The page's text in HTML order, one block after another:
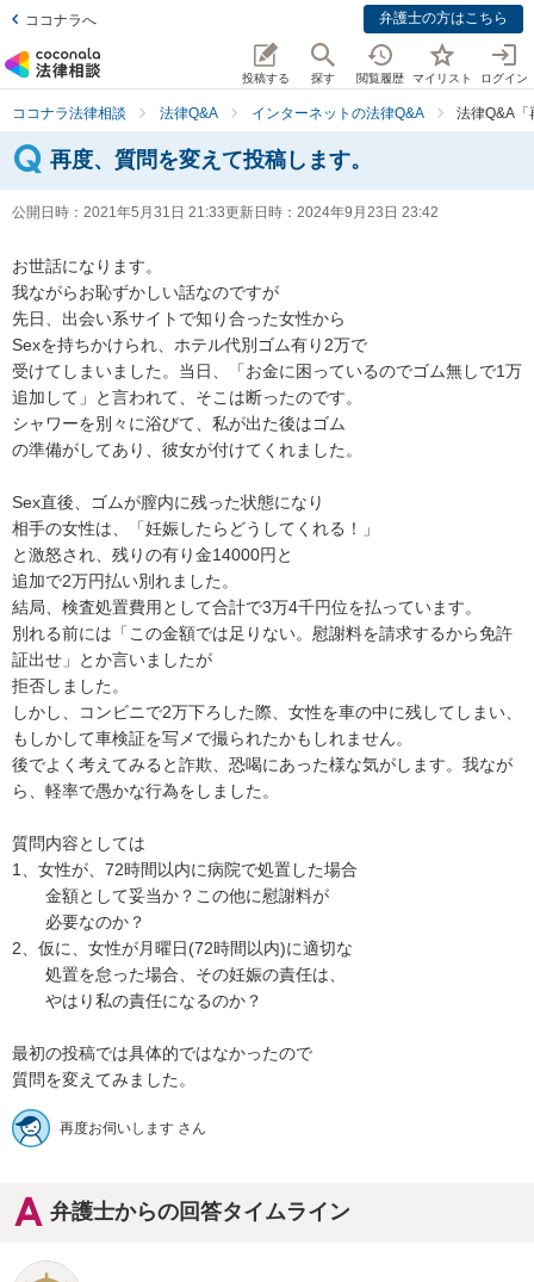
ココナラへ 弁護士の方はこちら
投稿する 探す 閲覧履歴 マイリスト ログイン
ココナラ法律相談 法律Q&A インターネットの法律Q&A 法律Q&A「
再度、質問を変えて投稿します。
公開日時： 2021年5月31日 21:33更新日時： 2024年9月23日 23:42
お世話になります。
我ながらお恥ずかしい話なのですが
先日、出会い系サイトで知り合った女性から
Sexを持ちかけられ、ホテル代別ゴム有り2万で
受けてしまいました。当日、「お金に困っているのでゴム無しで1万
追加して」と言われて、そこは断ったのです。
シャワーを別々に浴びて、私が出た後はゴム
の準備がしてあり、彼女が付けてくれました。
Sex直後、ゴムが膣内に残った状態になり
相手の女性は、「妊娠したらどうしてくれる！」
と激怒され、残りの有り金14000円と
追加で2万円払い別れました。
結局、検査処置費用として合計で3万4千円位を払っています。
別れる前には「この金額では足りない。慰謝料を請求するから免許
証出せ」とか言いましたが
拒否しました。
しかし、コンビニで2万下ろした際、女性を車の中に残してしまい、
もしかして車検証を写メで撮られたかもしれません。
後でよく考えてみると詐欺、恐喝にあった様な気がします。我なが
ら、軽率で愚かな行為をしました。
質問内容としては
1、女性が、72時間以内に病院で処置した場合
金額として妥当か？この他に慰謝料が
必要なのか？
2、仮に、女性が月曜日(72時間以内)に適切な
処置を怠った場合、その妊娠の責任は、
やはり私の責任になるのか？
最初の投稿では具体的ではなかったので
再度お伺いします さん
弁護士からの回答タイムライン